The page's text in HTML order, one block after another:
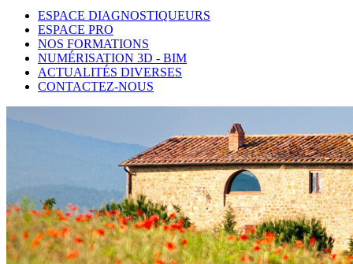
ESPACE DIAGNOSTIQUEURS
ESPACE PRO
NOS FORMATIONS
NUMÉRISATION 3D - BIM
ACTUALITÉS DIVERSES
CONTACTEZ-NOUS